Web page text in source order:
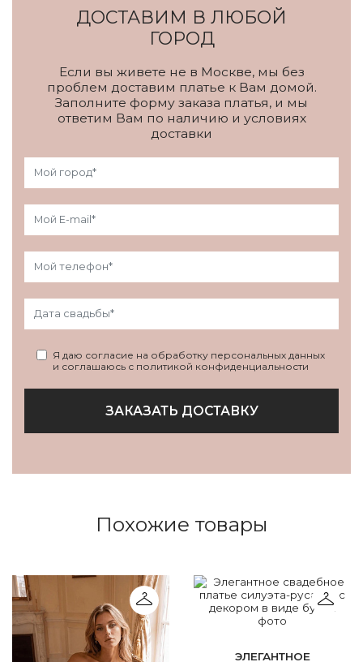
ДОСТАВИМ В ЛЮБОЙ
ГОРОД
Если вы живете не в Москве, мы без
проблем доставим платье к Вам домой.
Заполните форму заказа платья, и мы
ответим Вам по наличию и условиях
доставки
Я даю согласие на обработку персональных данных
и соглашаюсь с политикой конфиденциальности
ЗАКАЗАТЬ ДОСТАВКУ
Похожие товары
ЭЛЕГАНТНОЕ